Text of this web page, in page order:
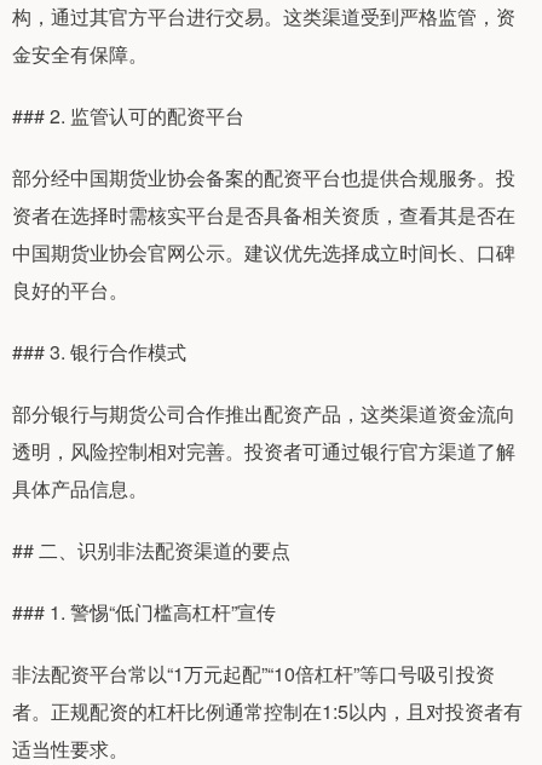
构，通过其官方平台进行交易。这类渠道受到严格监管，资
金安全有保障。
### 2. 监管认可的配资平台
部分经中国期货业协会备案的配资平台也提供合规服务。投
资者在选择时需核实平台是否具备相关资质，查看其是否在
中国期货业协会官网公示。建议优先选择成立时间长、口碑
良好的平台。
### 3. 银行合作模式
部分银行与期货公司合作推出配资产品，这类渠道资金流向
透明，风险控制相对完善。投资者可通过银行官方渠道了解
具体产品信息。
## 二、识别非法配资渠道的要点
### 1. 警惕“低门槛高杠杆”宣传
非法配资平台常以“1万元起配”“10倍杠杆”等口号吸引投资
者。正规配资的杠杆比例通常控制在1:5以内，且对投资者有
适当性要求。